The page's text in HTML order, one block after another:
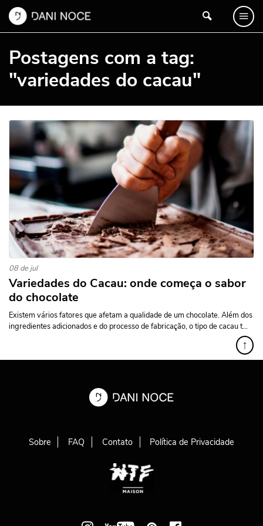
Postagens com a tag:
"variedades do cacau"
08 de jul
Variedades do Cacau: onde começa o sabor
do chocolate
Existem vários fatores que afetam a qualidade de um chocolate. Além dos
ingredientes adicionados e do processo de fabricação, o tipo de cacau t...
↑
Sobre FAQ Contato Política de Privacidade